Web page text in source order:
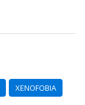
XENOFOBIA